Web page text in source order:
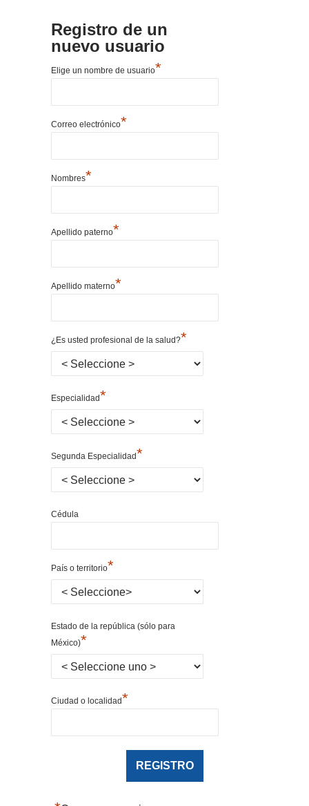
Registro de un
nuevo usuario
Elige un nombre de usuario*
Correo electrónico*
Nombres*
Apellido paterno*
Apellido materno*
¿Es usted profesional de la salud?*
Especialidad*
Segunda Especialidad*
Cédula
País o territorio*
Estado de la república (sólo para
México)*
Ciudad o localidad*